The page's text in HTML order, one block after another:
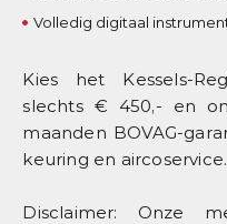
Volledig digitaal
Kies het Kessels-
slechts € 450,- en
maanden BOVAG-
keuring en aircoservice.
Disclaimer: Onze